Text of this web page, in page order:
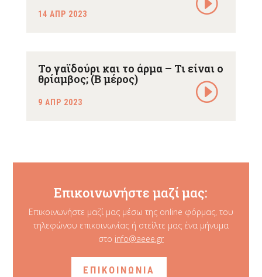
14 ΑΠΡ 2023
Το γαϊδούρι και το άρμα – Τι είναι ο
θρίαμβος; (Β μέρος)
9 ΑΠΡ 2023
Επικοινωνήστε μαζί μας:
Επικοινωνήστε μαζί μας μέσω της online φόρμας, του
τηλεφώνου επικοινωνίας ή στείλτε μας ένα μήνυμα
στο info@aeee.gr
ΕΠΙΚΟΙΝΩΝΙΑ